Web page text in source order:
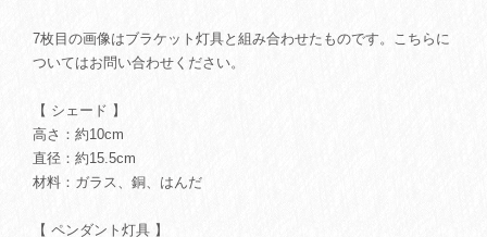
7枚目の画像はブラケット灯具と組み合わせたものです。こちらに
ついてはお問い合わせください。
【 シェード 】
高さ：約10cm
直径：約15.5cm
材料：ガラス、銅、はんだ
【 ペンダント灯具 】